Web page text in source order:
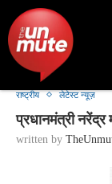
राष्ट्रीय लेटेस्ट न्यूज़
प्रधानमंत्री
written by